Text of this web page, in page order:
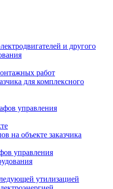
и другого
работ
для комплексного
управления
на объекте заказчика
управления
утилизацией